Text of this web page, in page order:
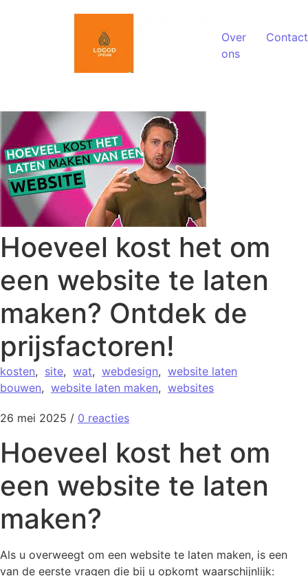
Over
ons
Contact
Hoeveel kost het om
een website te laten
maken? Ontdek de
prijsfactoren!
kosten, site, wat, webdesign, website laten
bouwen, website laten maken, websites
26 mei 2025 / 0 reacties
Hoeveel kost het om
een website te laten
maken?
Als u overweegt om een website te laten maken, is een
van de eerste vragen die bij u opkomt waarschijnlijk: